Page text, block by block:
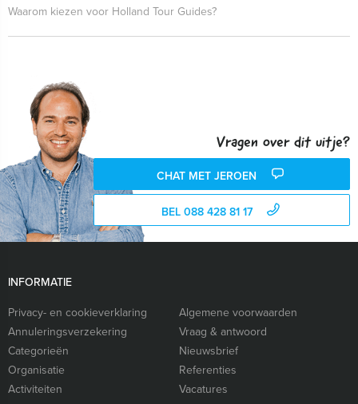
Waarom kiezen voor Holland Tour Guides?
Vragen over dit uitje?
CHAT MET JEROEN
BEL 088 428 81 17
INFORMATIE
Privacy- en cookieverklaring
Algemene voorwaarden
Annuleringsverzekering
Vraag & antwoord
Categorieën
Nieuwsbrief
Organisatie
Referenties
Activiteiten
Vacatures